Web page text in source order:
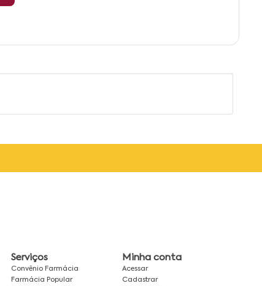
Serviços
Convênio Farmácia
Farmácia Popular
Minha conta
Acessar
Cadastrar